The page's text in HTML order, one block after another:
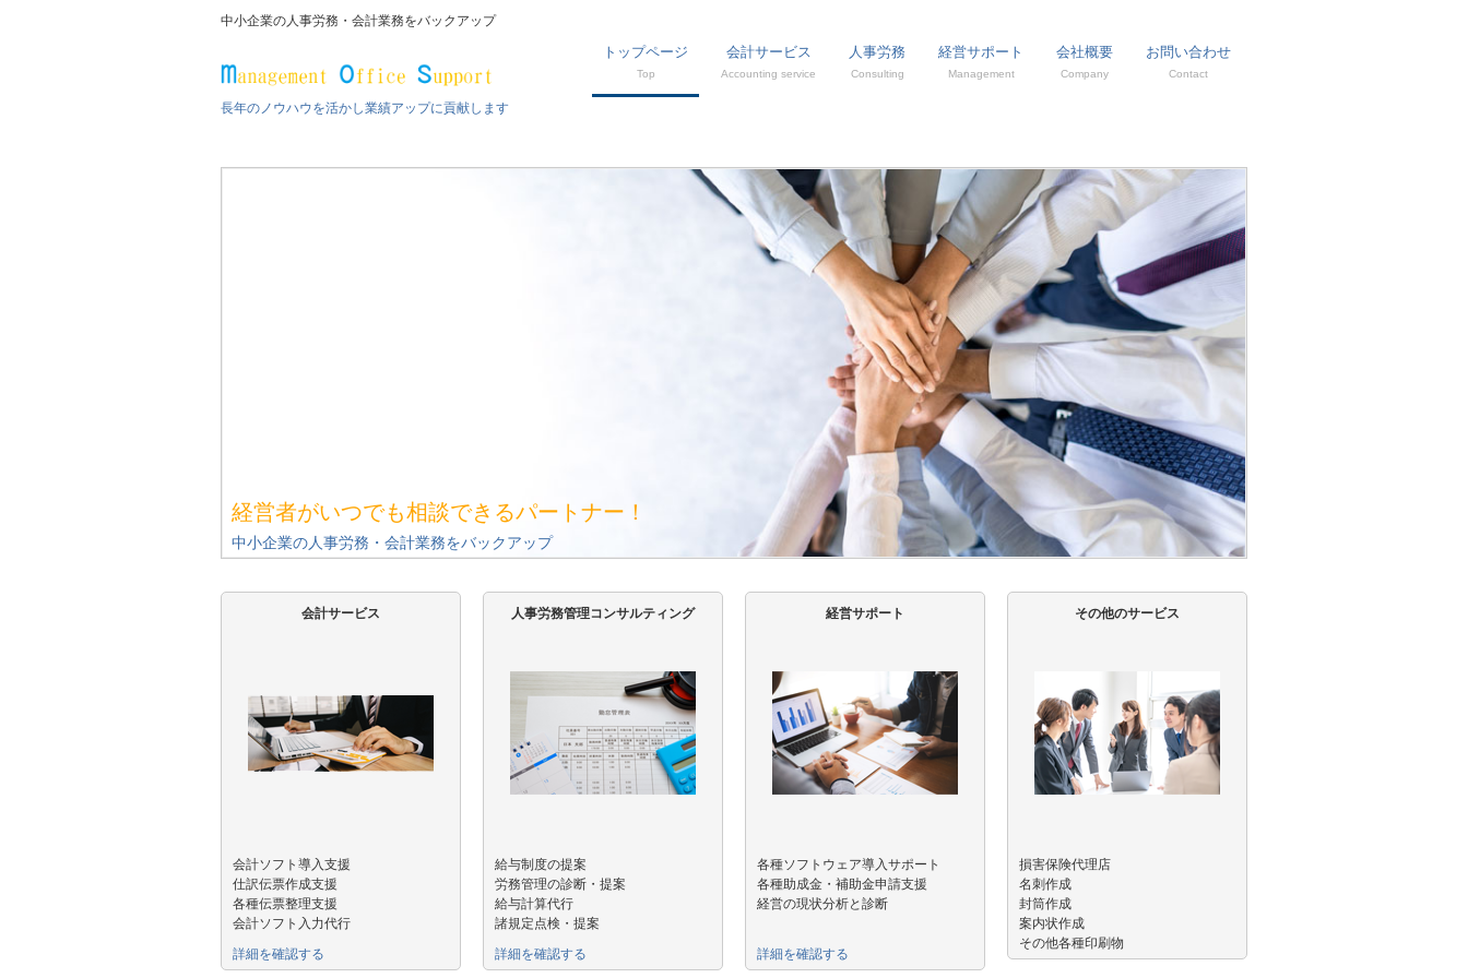
中小企業の人事労務・会計業務をバックアップ
長年のノウハウを活かし業績アップに貢献します
トップページ
Top
会計サービス
Accounting service
人事労務
Consulting
経営サポート
Management
会社概要
Company
お問い合わせ
Contact
経営者がいつでも相談できるパートナー！
中小企業の人事労務・会計業務をバックアップ
会計サービス
会計ソフト導入支援
仕訳伝票作成支援
各種伝票整理支援
会計ソフト入力代行
詳細を確認する
人事労務管理コンサルティング
給与制度の提案
労務管理の診断・提案
給与計算代行
諸規定点検・提案
詳細を確認する
経営サポート
各種ソフトウェア導入サポート
各種助成金・補助金申請支援
経営の現状分析と診断
詳細を確認する
その他のサービス
損害保険代理店
名刺作成
封筒作成
案内状作成
その他各種印刷物